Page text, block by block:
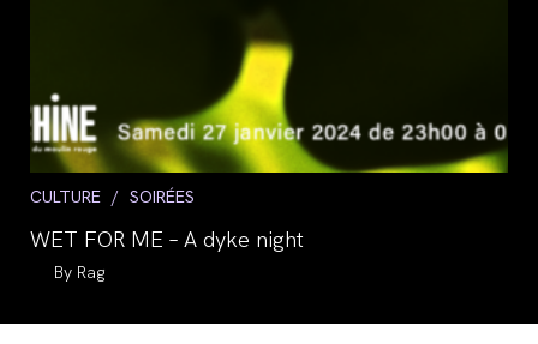
Post
CULTURE / SOIRÉES
WET FOR ME – A dyke night
Auteur/autrice
la
Rag